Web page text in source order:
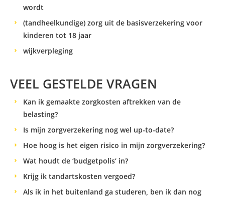
wordt
(tandheelkundige) zorg uit de basisverzekering voor
kinderen tot 18 jaar
wijkverpleging
VEEL GESTELDE VRAGEN
Kan ik gemaakte zorgkosten aftrekken van de
belasting?
Is mijn zorgverzekering nog wel up-to-date?
Hoe hoog is het eigen risico in mijn zorgverzekering?
Wat houdt de ‘budgetpolis’ in?
Krijg ik tandartskosten vergoed?
Als ik in het buitenland ga studeren, ben ik dan nog